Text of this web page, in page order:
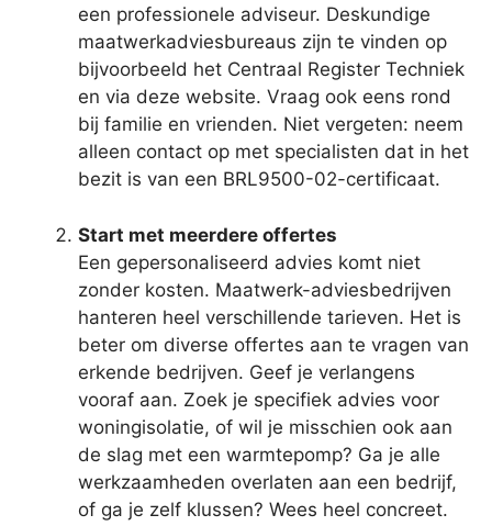
een professionele adviseur. Deskundige
maatwerkadviesbureaus zijn te vinden op
bijvoorbeeld het Centraal Register Techniek
en via deze website. Vraag ook eens rond
bij familie en vrienden. Niet vergeten: neem
alleen contact op met specialisten dat in het
bezit is van een BRL9500-02-certificaat.
Start met meerdere offertes
Een gepersonaliseerd advies komt niet
zonder kosten. Maatwerk-adviesbedrijven
hanteren heel verschillende tarieven. Het is
beter om diverse offertes aan te vragen van
erkende bedrijven. Geef je verlangens
vooraf aan. Zoek je specifiek advies voor
woningisolatie, of wil je misschien ook aan
de slag met een warmtepomp? Ga je alle
werkzaamheden overlaten aan een bedrijf,
of ga je zelf klussen? Wees heel concreet.